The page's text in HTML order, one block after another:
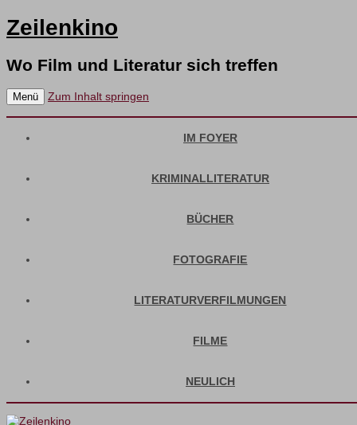
Zeilenkino
Wo Film und Literatur sich treffen
Menü Zum Inhalt springen
IM FOYER
KRIMINALLITERATUR
BÜCHER
FOTOGRAFIE
LITERATURVERFILMUNGEN
FILME
NEULICH